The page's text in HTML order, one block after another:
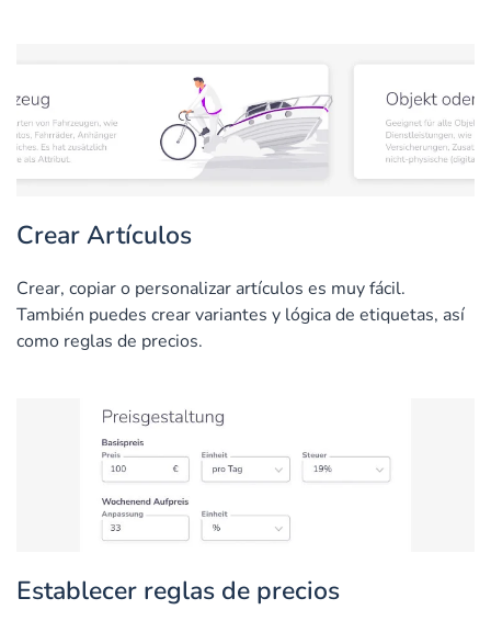
Crear Artículos
Crear, copiar o personalizar artículos es muy fácil.
También puedes crear variantes y lógica de etiquetas, así
como reglas de precios.
Establecer reglas de precios